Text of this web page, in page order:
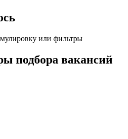
или фильтры
подбора вакансий